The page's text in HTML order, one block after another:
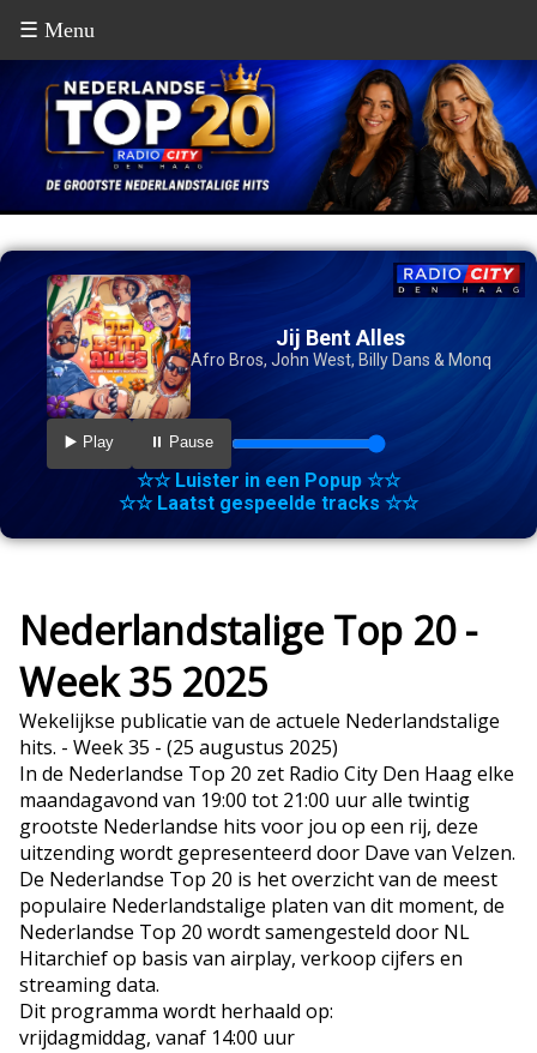
☰ Menu
Jij Bent Alles
Afro Bros, John West, Billy Dans & Monq
▶️ Play ⏸️ Pause
☆☆ Luister in een Popup ☆☆
☆☆ Laatst gespeelde tracks ☆☆
Nederlandstalige Top 20 -
Week 35 2025
Wekelijkse publicatie van de actuele Nederlandstalige
hits. - Week 35 - (25 augustus 2025)
In de Nederlandse Top 20 zet Radio City Den Haag elke
maandagavond van 19:00 tot 21:00 uur alle twintig
grootste Nederlandse hits voor jou op een rij, deze
uitzending wordt gepresenteerd door Dave van Velzen.
De Nederlandse Top 20 is het overzicht van de meest
populaire Nederlandstalige platen van dit moment, de
Nederlandse Top 20 wordt samengesteld door NL
Hitarchief op basis van airplay, verkoop cijfers en
streaming data.
Dit programma wordt herhaald op:
vrijdagmiddag, vanaf 14:00 uur